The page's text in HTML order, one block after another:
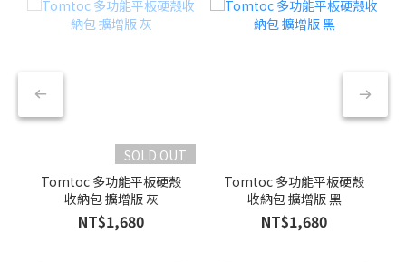
SOLD OUT
Tomtoc 多功能平板硬殼
收納包 擴增版 灰
NT$1,680
Tomtoc 多功能平板硬殼
收納包 擴增版 黑
NT$1,680